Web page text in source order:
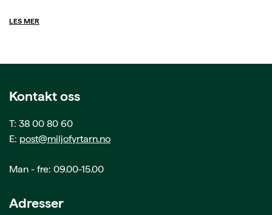
LES MER
Kontakt oss
T: 38 00 80 60
E: post@miljofyrtarn.no
Man - fre: 09.00-15.00
Adresser